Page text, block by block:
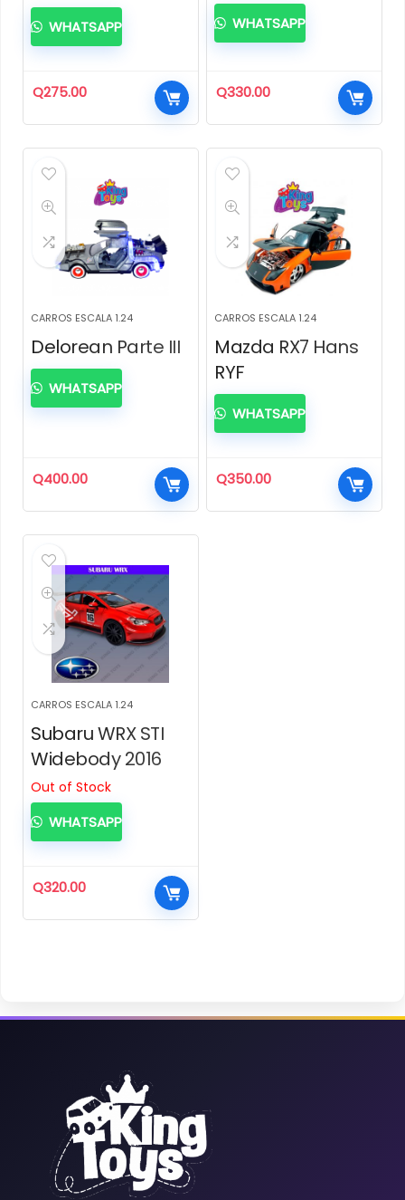
Q275.00
WHATSAPP
Q330.00
WHATSAPP
CARROS ESCALA 1.24
Delorean Parte III
Q400.00
WHATSAPP
CARROS ESCALA 1.24
Mazda RX7 Hans
RYF
Q350.00
WHATSAPP
CARROS ESCALA 1.24
Subaru WRX STI
Widebody 2016
Out of Stock
Q320.00
WHATSAPP